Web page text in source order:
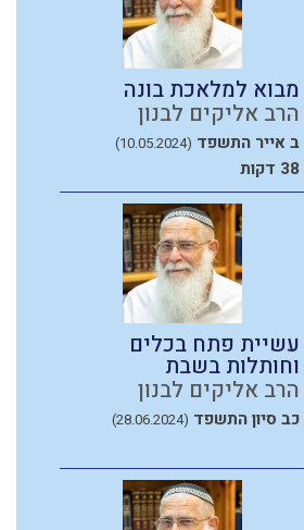
מבוא למלאכת בונה
הרב אליקים לבנון
ב אייר התשפד (10.05.2024)
38 דקות
עשיית פתח בכלים
וחותלות בשבת
הרב אליקים לבנון
כב סיון התשפד (28.06.2024)